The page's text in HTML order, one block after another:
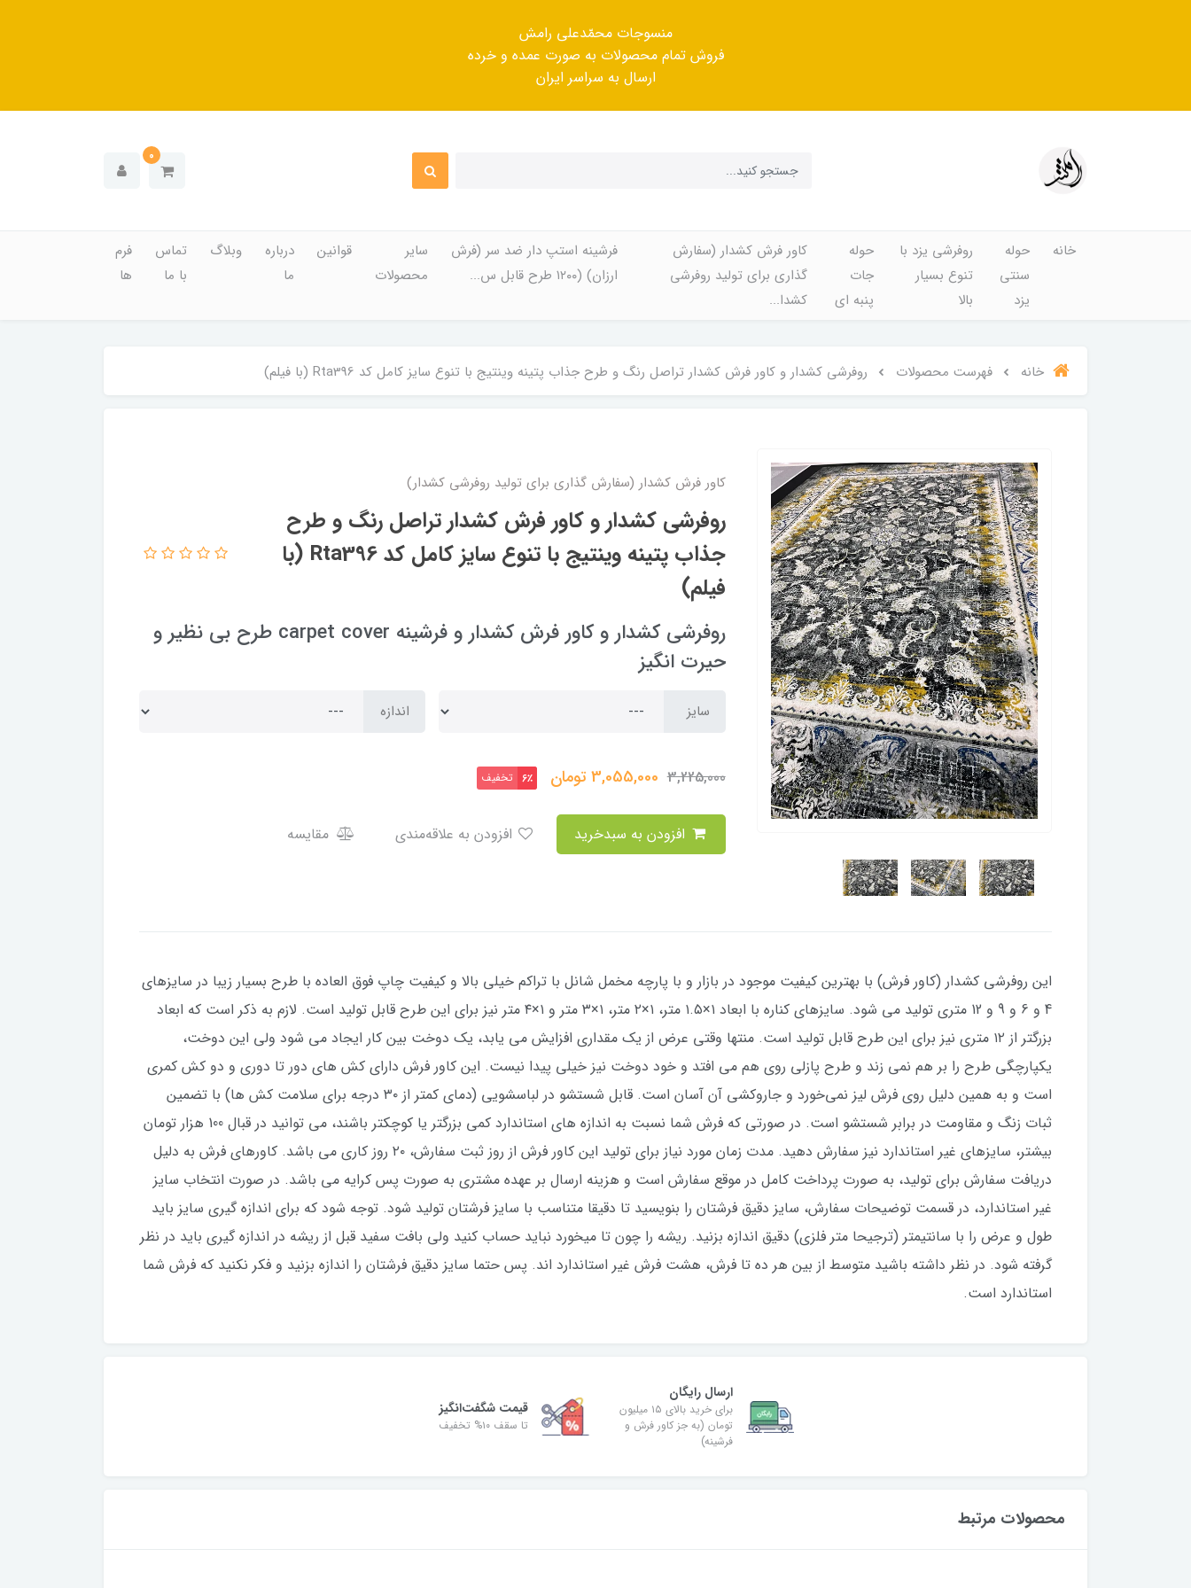
منسوجات محمّدعلی رامش
فروش تمام محصولات به صورت عمده و خرده
ارسال به سراسر ایران
0
خانه
حوله
سنتی
یزد
روفرشی یزد با
تنوع بسیار
بالا
حوله
جات
پنبه ای
کاور فرش کشدار (سفارش
گذاری برای تولید روفرشی
کشدا...
فرشینه استپ دار ضد سر (فرش
ارزان) (۱۲۰۰ طرح قابل س...
سایر
محصولات
قوانین
درباره
ما
وبلاگ
تماس
با ما
فرم
ها
خانه فهرست محصولات روفرشی کشدار و کاور فرش کشدار تراصل رنگ و طرح جذاب پتینه وینتیج با تنوع سایز کامل کد Rta396 (با فیلم)
کاور فرش کشدار (سفارش گذاری برای تولید روفرشی کشدار)
روفرشی کشدار و کاور فرش کشدار تراصل رنگ و طرح
جذاب پتینه وینتیج با تنوع سایز کامل کد Rta396 (با
فیلم)
روفرشی کشدار و کاور فرش کشدار و فرشینه carpet cover طرح بی نظیر و
حیرت انگیز
سایز اندازه
3,225,000
3,055,000تومان 6٪ تخفیف
مقایسه
این روفرشی کشدار (کاور فرش) با بهترین کیفیت موجود در بازار و با پارچه مخمل شانل با تراکم خیلی بالا و کیفیت چاپ فوق العاده با طرح بسیار زیبا در سایزهای
4 و 6 و 9 و 12 متری تولید می شود. سایزهای کناره با ابعاد ۱×۱.۵ متر، ۱×۲ متر، ۱×۳ متر و ۱×۴ متر نیز برای این طرح قابل تولید است. لازم به ذکر است که ابعاد
بزرگتر از ۱۲ متری نیز برای این طرح قابل تولید است. منتها وقتی عرض از یک مقداری افزایش می یابد، یک دوخت بین کار ایجاد می شود ولی این دوخت،
یکپارچگی طرح را بر هم نمی زند و طرح پازلی روی هم می افتد و خود دوخت نیز خیلی پیدا نیست. این کاور فرش دارای کش های دور تا دوری و دو کش کمری
است و به همین دلیل روی فرش لیز نمی‌خورد و جاروکشی آن آسان است. قابل شستشو در لباسشویی (دمای کمتر از ۳۰ درجه برای سلامت کش ها) با تضمین
ثبات زنگ و مقاومت در برابر شستشو است. در صورتی که فرش شما نسبت به اندازه های استاندارد کمی بزرگتر یا کوچکتر باشند، می توانید در قبال 100 هزار تومان
بیشتر، سایزهای غیر استاندارد نیز سفارش دهید. مدت زمان مورد نیاز برای تولید این کاور فرش از روز ثبت سفارش، ۲۰ روز کاری می باشد. کاورهای فرش به دلیل
دریافت سفارش برای تولید، به صورت پرداخت کامل در موقع سفارش است و هزینه ارسال بر عهده مشتری به صورت پس کرایه می باشد. در صورت انتخاب سایز
غیر استاندارد، در قسمت توضیحات سفارش، سایز دقیق فرشتان را بنویسید تا دقیقا متناسب با سایز فرشتان تولید شود. توجه شود که برای اندازه گیری سایز باید
طول و عرض را با سانتیمتر (ترجیحا متر فلزی) دقیق اندازه بزنید. ریشه را چون تا میخورد نباید حساب کنید ولی بافت سفید قبل از ریشه در اندازه گیری باید در نظر
گرفته شود. در نظر داشته باشید متوسط از بین هر ده تا فرش، هشت فرش غیر استاندارد اند. پس حتما سایز دقیق فرشتان را اندازه بزنید و فکر نکنید که فرش شما
استاندارد است.
ارسال رایگان
برای خرید بالای ۱۵ میلیون
تومان (به جز کاور فرش و
فرشینه)
قیمت شگفت‌انگیز
تا سقف ۱۰% تخفیف
محصولات مرتبط